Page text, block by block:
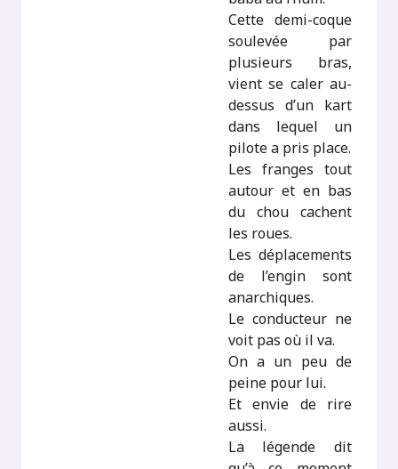
Cette demi-coque
soulevée par
plusieurs bras,
vient se caler au-
dessus d’un kart
dans lequel un
pilote a pris place.
Les franges tout
autour et en bas
du chou cachent
les roues.
Les déplacements
de l’engin sont
anarchiques.
Le conducteur ne
voit pas où il va.
On a un peu de
peine pour lui.
Et envie de rire
aussi.
La légende dit